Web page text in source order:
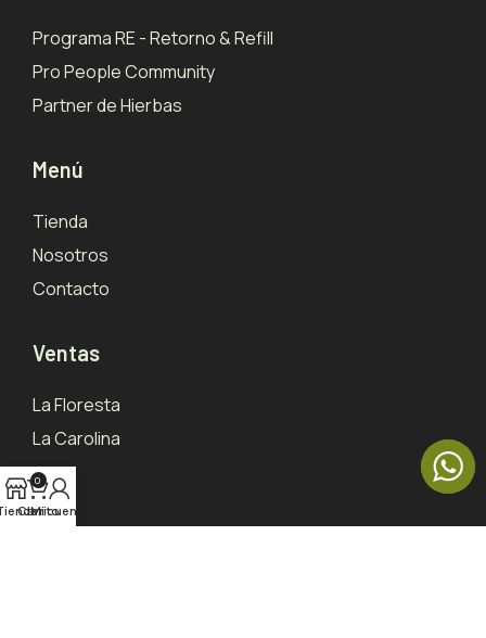
Programa RE - Retorno & Refill
Pro People Community
Partner de Hierbas
Menú
Tienda
Nosotros
Contacto
Ventas
La Floresta
La Carolina
0
Carrito
Mi cuenta